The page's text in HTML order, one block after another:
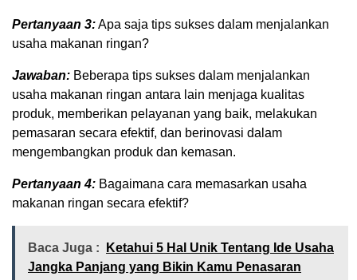
Pertanyaan 3:Apa saja tips sukses dalam menjalankan
usaha makanan ringan?
Jawaban: Beberapa tips sukses dalam menjalankan
usaha makanan ringan antara lain menjaga kualitas
produk, memberikan pelayanan yang baik, melakukan
pemasaran secara efektif, dan berinovasi dalam
mengembangkan produk dan kemasan.
Pertanyaan 4: Bagaimana cara memasarkan usaha
makanan ringan secara efektif?
Baca Juga :
Ketahui 5 Hal Unik Tentang Ide Usaha
Jangka Panjang yang Bikin Kamu Penasaran